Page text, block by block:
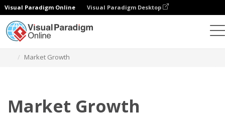
Visual Paradigm Online Visual Paradigm Desktop
Market Growth
Market Growth